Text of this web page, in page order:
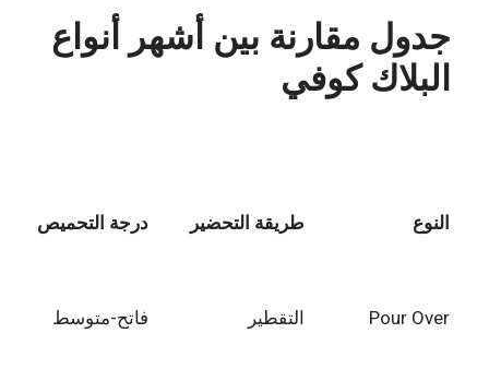
جدول مقارنة بين أشهر أنواع
البلاك كوفي
النوع طريقة التحضير درجة التحميص
Pour Over التقطير فاتح-متوسط